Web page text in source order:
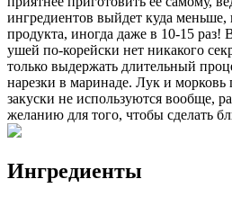
ингредиентов выйдет куда меньше,
продукта, иногда даже в 10-15
ушей по-корейски нет никакого
только выдержать длительный
нарезки в маринаде. Лук и морковь
закуски не используются вообще,
желанию для того, чтобы сделать
Ингредиенты